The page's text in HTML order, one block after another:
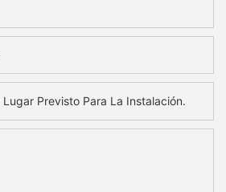
Lugar Previsto Para La Instalación.